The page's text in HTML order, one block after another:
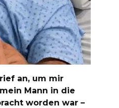
an, um mir
Mann in die
worden war –